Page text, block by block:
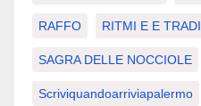
RAFFO RITMI E E
SAGRA DELLE NOCCIOLE
Scriviquandoarriviapalermo